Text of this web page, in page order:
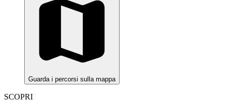
Guarda i percorsi sulla mappa
SCOPRI